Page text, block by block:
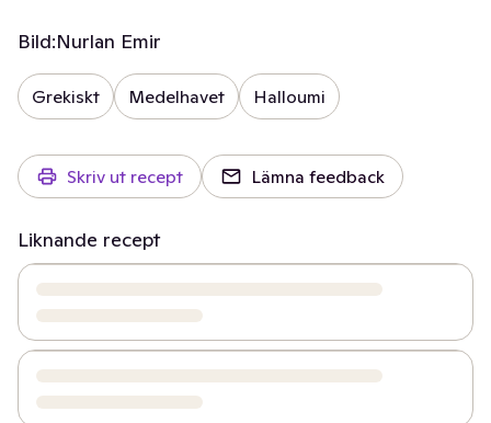
Bild:Nurlan Emir
Grekiskt Medelhavet Halloumi
Skriv ut recept Lämna feedback
Liknande recept